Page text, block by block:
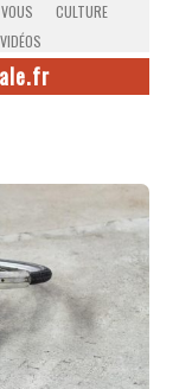
CULTURE
VIDÉOS